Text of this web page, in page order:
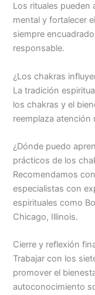
Los rituales pueden
mental y fortalecer
siempre
responsable.
¿Los chakras
La tradición
los chakras y el
reemplaza atención
¿Dónde puedo
prácticos de los
Recomendamos
especialistas con
espirituales como
Chicago, Illinois.
Cierre y reflexión
Trabajar con los
promover el
autoconocimiento